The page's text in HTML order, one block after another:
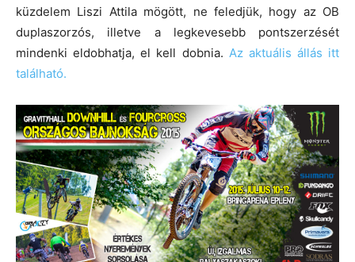
küzdelem Liszi Attila mögött, ne feledjük, hogy az OB
duplaszorzós, illetve a legkevesebb pontszerzését
mindenki eldobhatja, el kell dobnia. Az aktuális állás itt
található.